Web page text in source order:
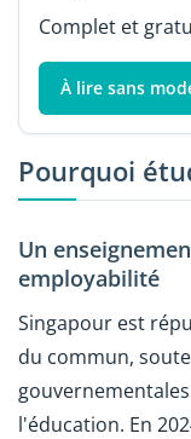
Complet et
À lire sans
Pourquoi
Un
employabilité
Singapour est
du commun,
l'éducation. En